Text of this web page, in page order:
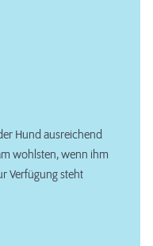
Hund ausreichend
wohlsten, wenn ihm
Verfügung steht